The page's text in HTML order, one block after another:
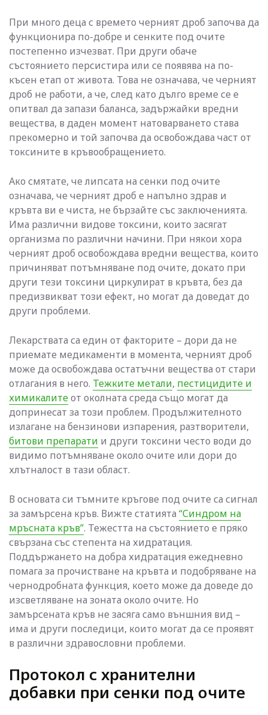
При много деца с времето черният дроб започва да
функционира по-добре и сенките под очите
постепенно изчезват. При други обаче
състоянието персистира или се появява на по-
късен етап от живота. Това не означава, че черният
дроб не работи, а че, след като дълго време се е
опитвал да запази баланса, задържайки вредни
вещества, в даден момент натоварването става
прекомерно и той започва да освобождава част от
токсините в кръвообращението.
Ако смятате, че липсата на сенки под очите
означава, че черният дроб е напълно здрав и
кръвта ви е чиста, не бързайте със заключенията.
Има различни видове токсини, които засягат
организма по различни начини. При някои хора
черният дроб освобождава вредни вещества, които
причиняват потъмняване под очите, докато при
други тези токсини циркулират в кръвта, без да
предизвикват този ефект, но могат да доведат до
други проблеми.
Лекарствата са един от факторите – дори да не
приемате медикаменти в момента, черният дроб
може да освобождава остатъчни вещества от стари
отлагания в него. Тежките метали, пестицидите и
химикалитеот околната среда също могат да
допринесат за този проблем. Продължителното
излагане на бензинови изпарения, разтворители,
битови препарати и други токсини често води до
видимо потъмняване около очите или дори до
хлътналост в тази област.
В основата си тъмните кръгове под очите са сигнал
за замърсена кръв. Вижте статията “Синдром на
мръсната кръв”. Тежестта на състоянието е пряко
свързана със степента на хидратация.
Поддържането на добра хидратация ежедневно
помага за прочистване на кръвта и подобряване на
чернодробната функция, което може да доведе до
изсветляване на зоната около очите. Но
замърсената кръв не засяга само външния вид –
има и други последици, които могат да се проявят
в различни здравословни проблеми.
Протокол с хранителни
добавки при сенки под очите